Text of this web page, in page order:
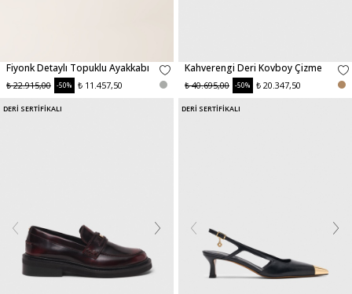
Fiyonk Detaylı Topuklu Ayakkabı
₺ 22.915,00 -50% ₺ 11.457,50
Kahverengi Deri Kovboy Çizme
₺ 40.695,00 -50% ₺ 20.347,50
DERİ SERTİFİKALI DERİ SERTİFİKALI